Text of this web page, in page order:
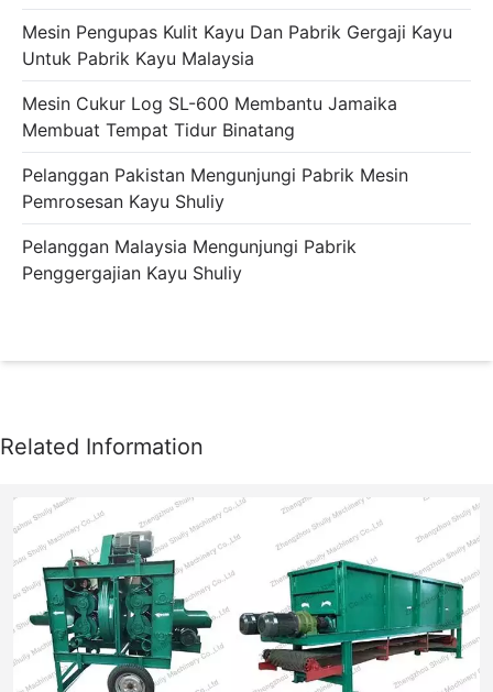
Mesin Pengupas Kulit Kayu Dan Pabrik Gergaji Kayu
Untuk Pabrik Kayu Malaysia
Mesin Cukur Log SL-600 Membantu Jamaika
Membuat Tempat Tidur Binatang
Pelanggan Pakistan Mengunjungi Pabrik Mesin
Pemrosesan Kayu Shuliy
Pelanggan Malaysia Mengunjungi Pabrik
Penggergajian Kayu Shuliy